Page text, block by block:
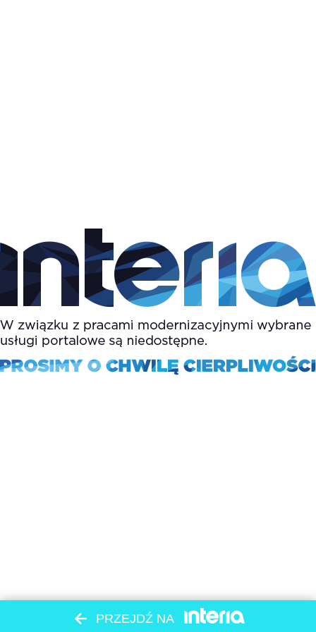
PRZEJDŹ NA